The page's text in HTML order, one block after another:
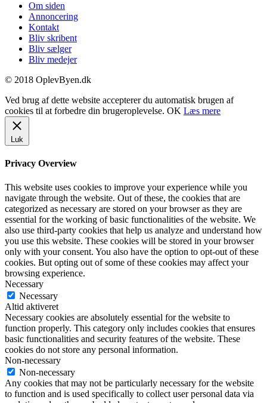
Om siden
Annoncering
Kontakt
Bliv skribent
Bliv sælger
Bliv medejer
© 2018 OplevByen.dk
Ved brug af dette website accepterer du automatisk brugen af
cookies til at forbedre din brugeroplevelse. OK Læs mere
Luk
Privacy Overview
This website uses cookies to improve your experience while you
navigate through the website. Out of these, the cookies that are
categorized as necessary are stored on your browser as they are
essential for the working of basic functionalities of the website. We
also use third-party cookies that help us analyze and understand how
you use this website. These cookies will be stored in your browser
only with your consent. You also have the option to opt-out of these
cookies. But opting out of some of these cookies may affect your
browsing experience.
Necessary
Necessary
Altid aktiveret
Necessary cookies are absolutely essential for the website to
function properly. This category only includes cookies that ensures
basic functionalities and security features of the website. These
cookies do not store any personal information.
Non-necessary
Non-necessary
Any cookies that may not be particularly necessary for the website
to function and is used specifically to collect user personal data via